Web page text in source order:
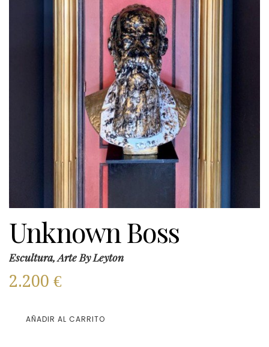
Unknown Boss
Escultura, Arte By Leyton
2.200 €
AÑADIR AL CARRITO